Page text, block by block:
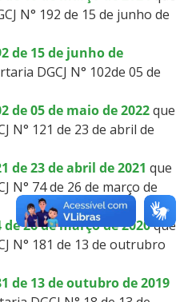
N° 192 de 15 de junho de
de 15 de junho de
DGCJ N° 102de 05 de
de 05 de maio de 2022que
N° 121 de 23 de abril de
de 23 de abril de 2021 que
N° 74 de 26 de março de
de 26 de março de 2020que
N° 181 de 13 de outrubro
de 13 de outubro de 2019